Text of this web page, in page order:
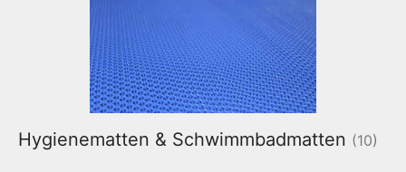
Hygienematten & Schwimmbadmatten (10)